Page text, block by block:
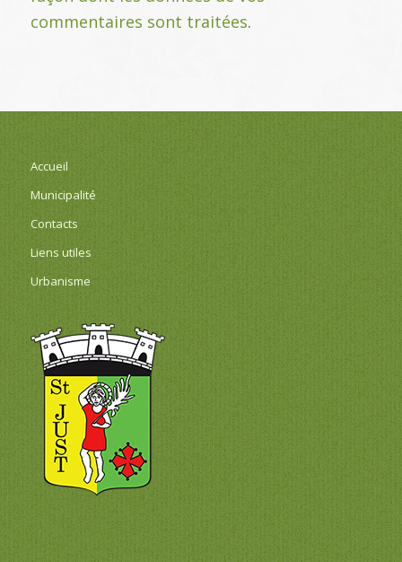
commentaires sont traitées.
Accueil
Municipalité
Contacts
Liens utiles
Urbanisme